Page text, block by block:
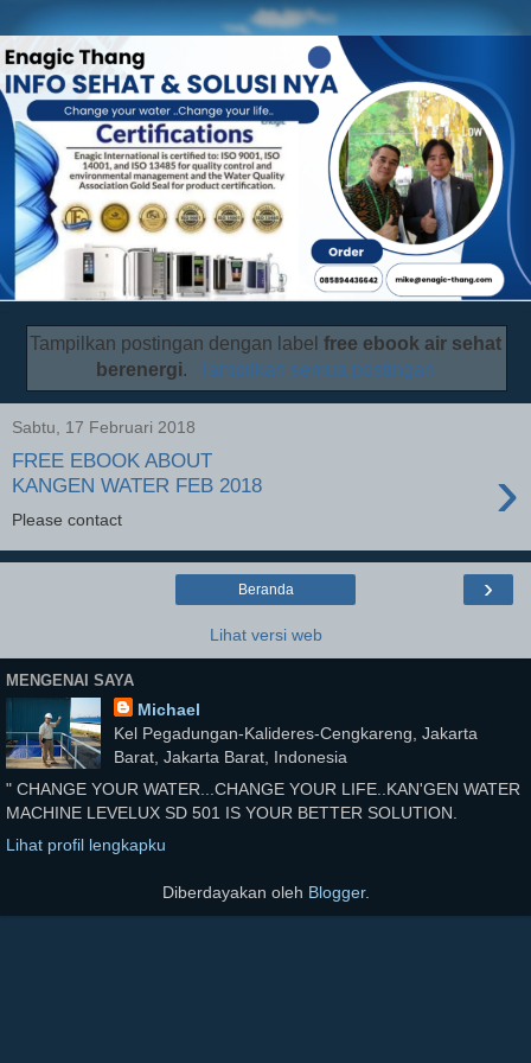
Tampilkan postingan dengan label free ebook air sehat
berenergi. Tampilkan semua postingan
Sabtu, 17 Februari 2018
FREE EBOOK ABOUT
KANGEN WATER FEB 2018
›
Please contact
›
Beranda
Lihat versi web
MENGENAI SAYA
Michael
Kel Pegadungan-Kalideres-Cengkareng, Jakarta
Barat, Jakarta Barat, Indonesia
" CHANGE YOUR WATER...CHANGE YOUR LIFE..KAN'GEN WATER
MACHINE LEVELUX SD 501 IS YOUR BETTER SOLUTION.
Lihat profil lengkapku
Diberdayakan oleh Blogger.